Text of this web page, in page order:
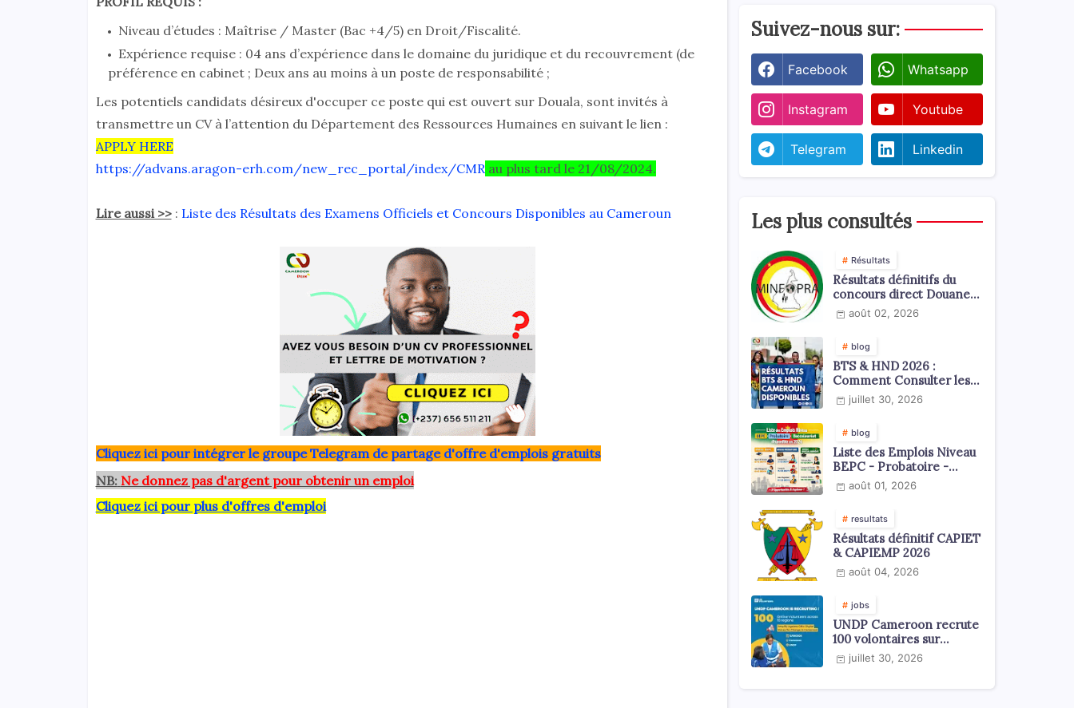
Niveau d’études : Maîtrise / Master (Bac +4/5) en Droit/Fiscalité.
Expérience requise : 04 ans d’expérience dans le domaine du juridique et du recouvrement (de
préférence en cabinet ; Deux ans au moins à un poste de responsabilité ;
Les potentiels candidats désireux d'occuper ce poste qui est ouvert sur Douala, sont invités à
transmettre un CV à l’attention du Département des Ressources Humaines en suivant le lien :
APPLY HERE
https://advans.aragon-erh.com/new_rec_portal/index/CMRau plus tard le 21/08/2024.
Lire aussi >>: Liste des Résultats des Examens Officiels et Concours Disponibles au Cameroun
Cliquez ici pour intégrer le groupe Telegram de partage d'offre d'emplois gratuits
NB: Ne donnez pas d'argent pour obtenir un emploi
Cliquez ici pour plus d'offres d'emploi
Suivez-nous sur:
Facebook Whatsapp
Instagram Youtube
Telegram Linkedin
Les plus consultés
Résultats
Résultats définitifs du
concours direct Douanes
2026août 02, 2026
blog
BTS & HND 2026 :
Comment Consulter les
Résultats ?
juillet 30, 2026
blog
Liste des Emplois Niveau
BEPC - Probatoire -
Baccalauréat dispoblible
en 2026
août 01, 2026
resultats
Résultats définitif CAPIET
& CAPIEMP 2026
août 04, 2026
jobs
UNDP Cameroon recrute
100 volontaires sur
l'échelle du territoire
national
juillet 30, 2026